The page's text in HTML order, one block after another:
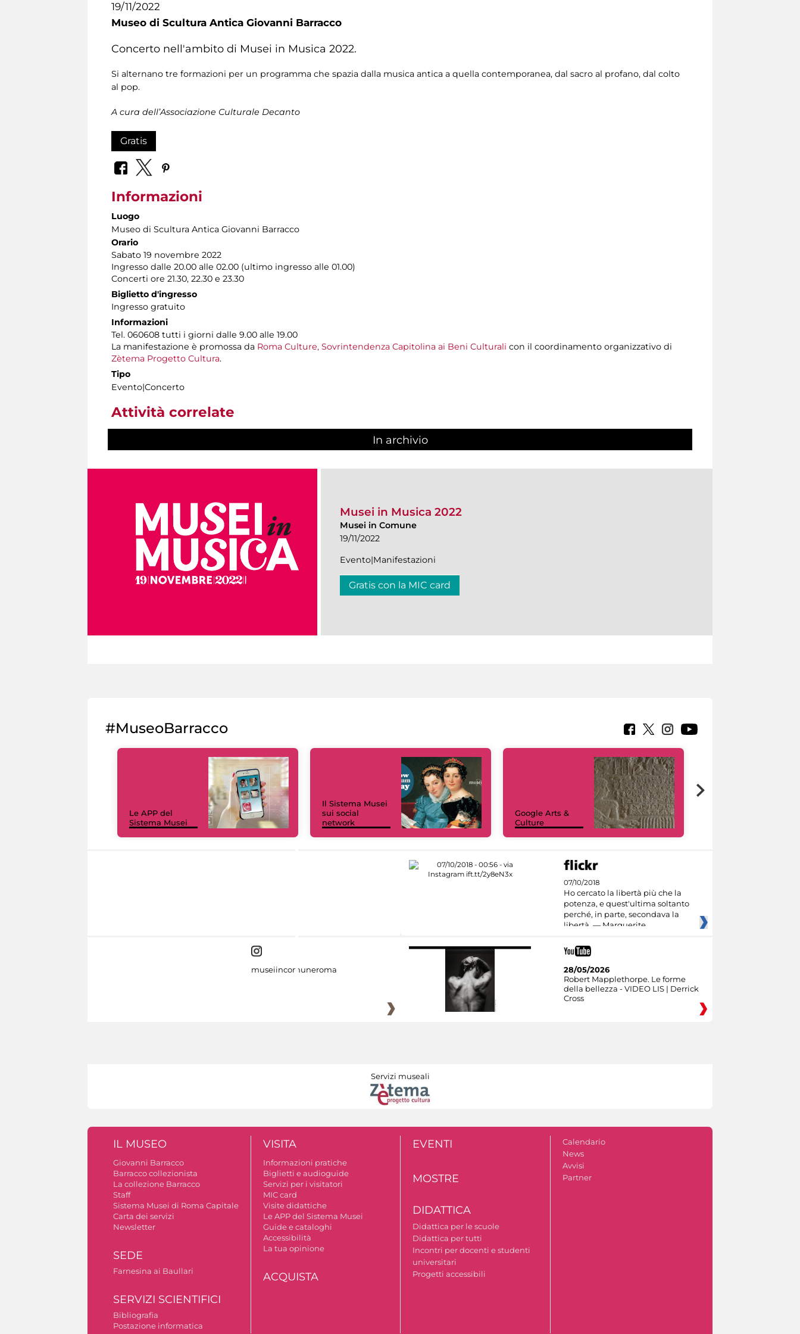
19/11/2022
Museo di Scultura Antica Giovanni Barracco
Concerto nell'ambito di Musei in Musica 2022.
Si alternano tre formazioni per un programma che spazia dalla musica antica a quella contemporanea, dal sacro al profano, dal colto
al pop.
A cura dell’Associazione Culturale Decanto
Gratis
Informazioni
Luogo
Museo di Scultura Antica Giovanni Barracco
Orario
Sabato 19 novembre 2022
Ingresso dalle 20.00 alle 02.00 (ultimo ingresso alle 01.00)
Concerti ore 21.30, 22.30 e 23.30
Biglietto d'ingresso
Ingresso gratuito
Informazioni
Tel. 060608 tutti i giorni dalle 9.00 alle 19.00
La manifestazione è promossa da Roma Culture, Sovrintendenza Capitolina ai Beni Culturali con il coordinamento organizzativo di
Zètema Progetto Cultura.
Tipo
Evento|Concerto
Attività correlate
In archivio
Musei in Musica 2022
Musei in Comune
19/11/2022
Evento|Manifestazioni
Gratis con la MIC card
#MuseoBarracco
Le APP del
Sistema Musei
Il Sistema Musei
sui social
network
Google Arts &
Culture
07/10/2018
Ho cercato la libertà più che la
potenza, e quest'ultima soltanto
perché, in parte, secondava la
libertà. — Marguerite
museiincomuneroma
28/05/2026
Robert Mapplethorpe. Le forme
della bellezza - VIDEO LIS | Derrick
Cross
Servizi museali
IL MUSEO
Giovanni Barracco
Barracco collezionista
La collezione Barracco
Staff
Sistema Musei di Roma Capitale
Carta dei servizi
Newsletter
SEDE
Farnesina ai Baullari
SERVIZI SCIENTIFICI
Bibliografia
Postazione informatica
VISITA
Informazioni pratiche
Biglietti e audioguide
Servizi per i visitatori
MIC card
Visite didattiche
Le APP del Sistema Musei
Guide e cataloghi
Accessibilità
La tua opinione
ACQUISTA
EVENTI
MOSTRE
DIDATTICA
Didattica per le scuole
Didattica per tutti
Incontri per docenti e studenti
universitari
Progetti accessibili
Calendario
News
Avvisi
Partner